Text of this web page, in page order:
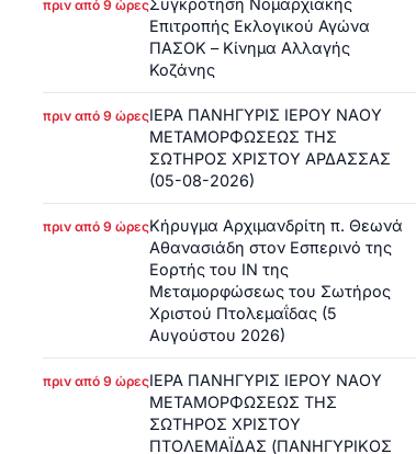
πριν από 9 ώρες
Επιτροπής Εκλογικού Αγώνα
ΠΑΣΟΚ – Κίνημα Αλλαγής
Κοζάνης
πριν από 9 ώρεςΙΕΡΑ ΠΑΝΗΓΥΡΙΣ ΙΕΡΟΥ ΝΑΟΥ
ΜΕΤΑΜΟΡΦΩΣΕΩΣ ΤΗΣ
ΣΩΤΗΡΟΣ ΧΡΙΣΤΟΥ ΑΡΔΑΣΣΑΣ
(05-08-2026)
πριν από 9 ώρεςΚήρυγμα Αρχιμανδρίτη π. Θεωνά
Αθανασιάδη στον Εσπερινό της
Εορτής του ΙΝ της
Μεταμορφώσεως του Σωτήρος
Χριστού Πτολεμαΐδας (5
Αυγούστου 2026)
πριν από 9 ώρεςΙΕΡΑ ΠΑΝΗΓΥΡΙΣ ΙΕΡΟΥ ΝΑΟΥ
ΜΕΤΑΜΟΡΦΩΣΕΩΣ ΤΗΣ
ΣΩΤΗΡΟΣ ΧΡΙΣΤΟΥ
ΠΤΟΛΕΜΑΪΔΑΣ (ΠΑΝΗΓΥΡΙΚΟΣ